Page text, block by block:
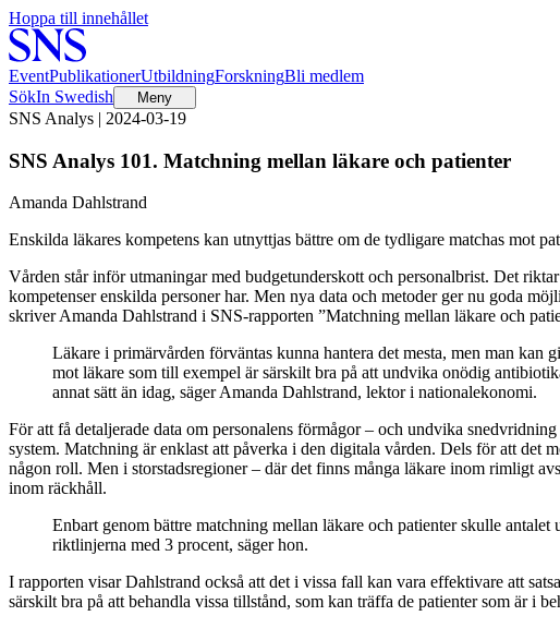
Hoppa till innehållet
EventPublikationerUtbildningForskningBli medlem
SökIn Swedish Meny
SNS Analys | 2024-03-19
SNS Analys 101. Matchning mellan läkare och patienter
Amanda Dahlstrand
Enskilda läkares kompetens kan utnyttjas bättre om de tydligare matchas mot
Vården står inför utmaningar med budgetunderskott och personalbrist. Det
kompetenser enskilda personer har. Men nya data och metoder ger nu goda
skriver Amanda Dahlstrand i SNS-rapporten ”Matchning mellan läkare och
Läkare i primärvården förväntas kunna hantera det mesta, men man
mot läkare som till exempel är särskilt bra på att undvika onödig
annat sätt än idag, säger Amanda Dahlstrand, lektor i nationalekonomi.
För att få detaljerade data om personalens förmågor – och undvika
system. Matchning är enklast att påverka i den digitala vården. Dels för att det
någon roll. Men i storstadsregioner – där det finns många läkare inom rimligt
inom räckhåll.
Enbart genom bättre matchning mellan läkare och patienter skulle
riktlinjerna med 3 procent, säger hon.
I rapporten visar Dahlstrand också att det i vissa fall kan vara effektivare att
särskilt bra på att behandla vissa tillstånd, som kan träffa de patienter som är i